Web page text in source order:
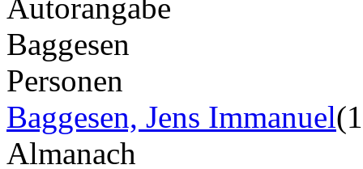
Autorangabe
Baggesen
Personen
Baggesen, Jens Immanuel
Almanach